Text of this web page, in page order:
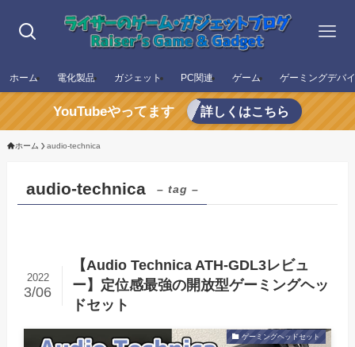
ホーム 電化製品 ガジェット PC関連 ゲーム ゲーミングデバ
YouTubeやってます 詳しくはこちら
ホーム audio-technica
audio-technica – tag –
【Audio Technica ATH-GDL3レビュ
ー】定位感最強の開放型ゲーミングヘッ
ドセット
2022
3/06
ゲーミングヘッドセット